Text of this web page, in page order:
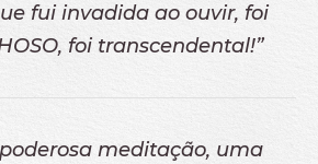
fui invadida ao ouvir, foi
foi transcendental!”
meditação, uma